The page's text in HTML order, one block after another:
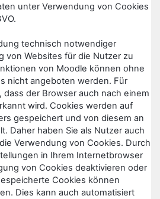
unter Verwendung von Cookies
technisch notwendiger
von Websites für die Nutzer zu
von Moodle können ohne
nicht angeboten werden. Für
der Browser auch nach einem
wird. Cookies werden auf
gespeichert und von diesem an
Daher haben Sie als Nutzer auch
Verwendung von Cookies. Durch
in Ihrem Internetbrowser
von Cookies deaktivieren oder
Cookies können
Dies kann auch automatisiert